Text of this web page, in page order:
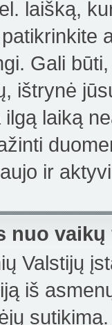
laišką,
Gali
ištrynė
laiką
ir
nuo
Valstijų
iš